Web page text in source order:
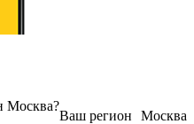
Москва
Ваш регион
Москва?